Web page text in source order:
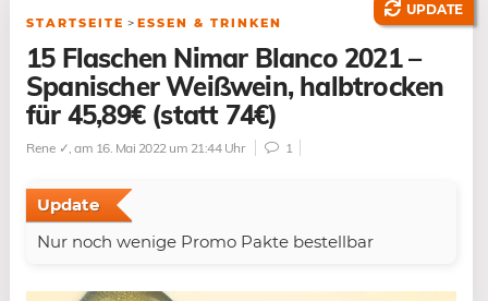
STARTSEITE > ESSEN & TRINKEN
15 Flaschen Nimar Blanco 2021 –
Spanischer Weißwein, halbtrocken
für 45,89€ (statt 74€)
UPDATE
Rene ✓, am 16. Mai 2022 um 21:44 Uhr 1
Update
Nur noch wenige Promo Pakte bestellbar